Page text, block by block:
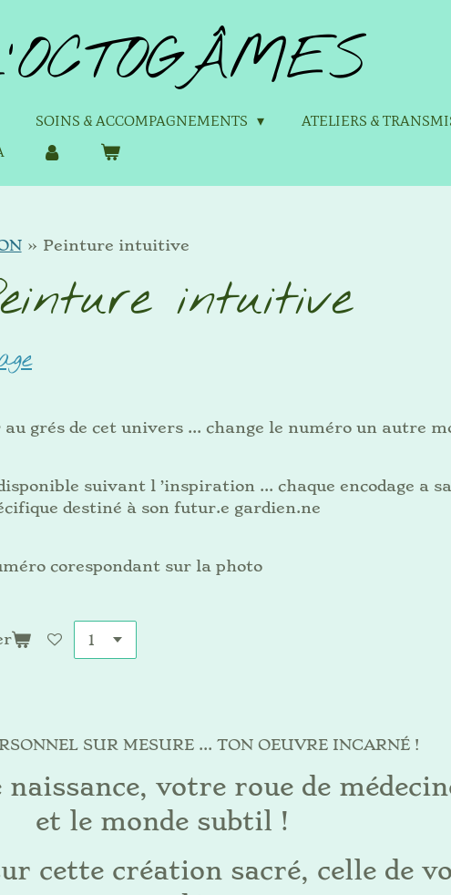
SOINS & ACCOMPAGNEMENTS ATELIERS &
» Peinture intuitive
intuitive
grés de cet univers ... change le numéro un autre
suivant l ’inspiration ... chaque encodage a
destiné à son futur.e gardien.ne
corespondant sur la photo
SUR MESURE ... TON OEUVRE INCARNÉ !
votre roue de
et le monde subtil !
cette création sacré, celle de